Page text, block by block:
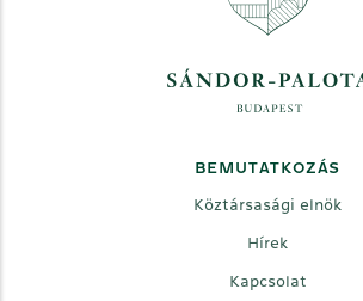
BEMUTATKOZÁS
Köztársasági elnök
Hírek
Kapcsolat